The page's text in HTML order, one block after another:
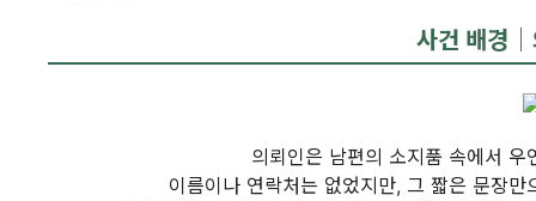
사건 배경
의뢰인은 남편의 소지품 속에서
이름이나 연락처는 없었지만, 그 짧은 문장